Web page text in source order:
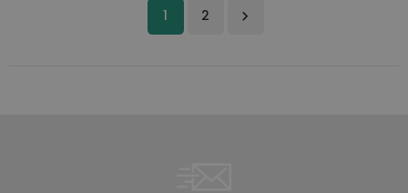
1 2 